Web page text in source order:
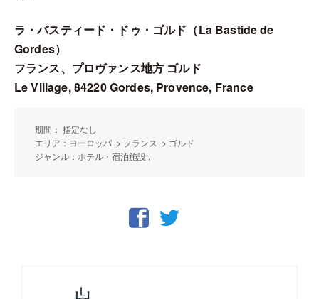
ラ・バスティード・ドゥ・ゴルド（La Bastide de
Gordes）
フランス、プロヴァンス地方 ゴルド
Le Village, 84220 Gordes, Provence, France
期間： 指定なし
エリア：ヨーロッパ > フランス > ゴルド
ジャンル：ホテル・宿泊施設 ,